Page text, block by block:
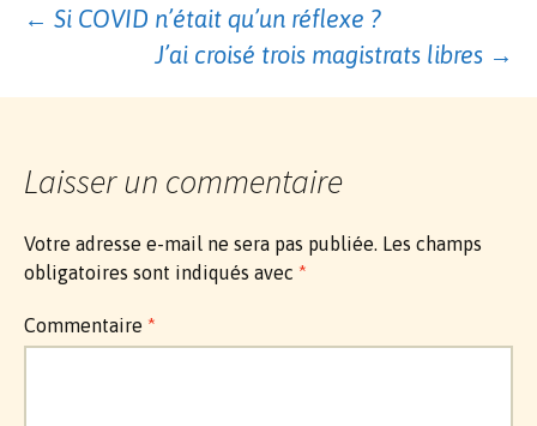
Navigation
des
articles
← Si COVID n’était qu’un réflexe ?
J’ai croisé trois magistrats libres →
Laisser un commentaire
Votre adresse e-mail ne sera pas publiée. Les champs
obligatoires sont indiqués avec *
Commentaire *